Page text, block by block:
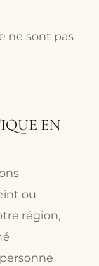
ne sont pas
EN
ou
région,